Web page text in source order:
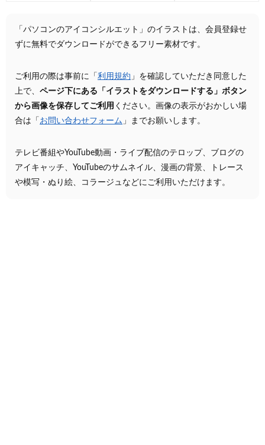
「パソコンのアイコンシルエット」のイラストは、会員登録せ
ずに無料でダウンロードができるフリー素材です。
ご利用の際は事前に「 利用規約 」を確認していただき同意した
上で、 ページ下にある「イラストをダウンロードする」ボタン
から画像を保存してご利用 ください。画像の表示がおかしい場
合は「 お問い合わせフォーム 」までお願いします。
テレビ番組やYouTube動画・ライブ配信のテロップ、ブログの
アイキャッチ、YouTubeのサムネイル、漫画の背景、トレース
や模写・ぬり絵、コラージュなどにご利用いただけます。